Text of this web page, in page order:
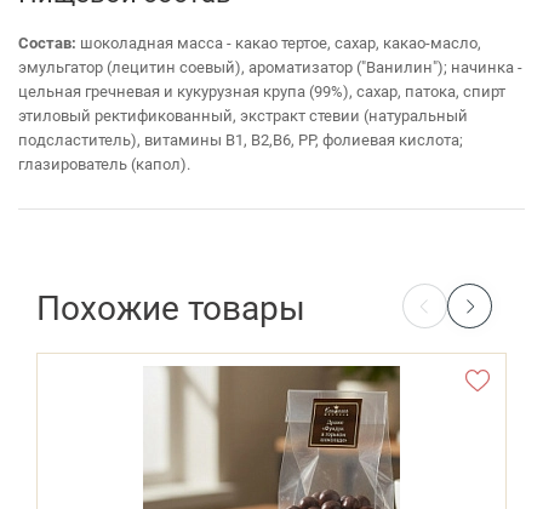
Состав: шоколадная масса - какао тертое, сахар, какао-масло,
эмульгатор (лецитин соевый), ароматизатор ("Ванилин"); начинка -
цельная гречневая и кукурузная крупа (99%), сахар, патока, спирт
этиловый ректификованный, экстракт стевии (натуральный
подсластитель), витамины В1, В2,В6, РР, фолиевая кислота;
глазирователь (капол).
Похожие товары